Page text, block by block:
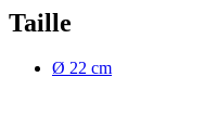
Taille
Ø 22 cm